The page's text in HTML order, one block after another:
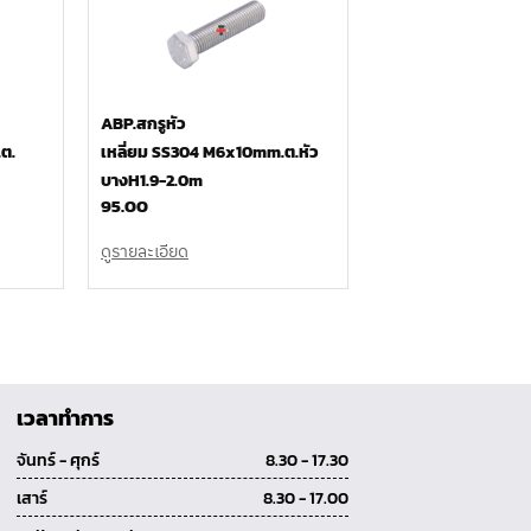
.
ABP.สกรูหัว
เหลี่ยม SS304 M6x10mm.ต.หัว
บางH1.9-2.0m
95.00
ดูรายละเอียด
เวลาทำการ
จันทร์ - ศุกร์
8.30 - 17.30
เสาร์
8.30 - 17.00